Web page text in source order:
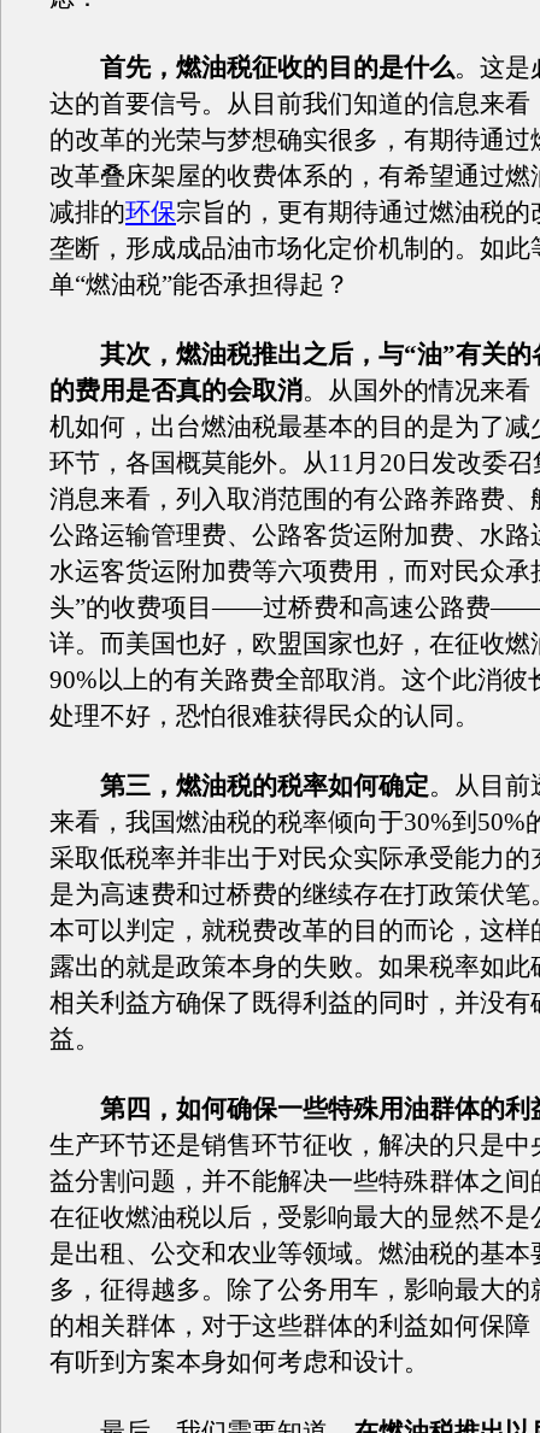
首先，燃油税征收的目的是什么。这是
达的首要信号。从目前我们知道的信息来看
的改革的光荣与梦想确实很多，有期待通过
改革叠床架屋的收费体系的，有希望通过燃
减排的环保宗旨的，更有期待通过燃油税的
垄断，形成成品油市场化定价机制的。如此
单“燃油税”能否承担得起？
其次，燃油税推出之后，与“油”有关
的费用是否真的会取消。从国外的情况来看
机如何，出台燃油税最基本的目的是为了减
环节，各国概莫能外。从11月20日发改委
消息来看，列入取消范围的有公路养路费、
公路运输管理费、公路客货运附加费、水路
水运客货运附加费等六项费用，而对民众承
头”的收费项目——过桥费和高速公路费
详。而美国也好，欧盟国家也好，在征收燃
90%以上的有关路费全部取消。这个此消彼
处理不好，恐怕很难获得民众的认同。
第三，燃油税的税率如何确定。从目前
来看，我国燃油税的税率倾向于30%到50%
采取低税率并非出于对民众实际承受能力的
是为高速费和过桥费的继续存在打政策伏笔
本可以判定，就税费改革的目的而论，这样
露出的就是政策本身的失败。如果税率如此
相关利益方确保了既得利益的同时，并没有
益。
第四，如何确保一些特殊用油群体的利
生产环节还是销售环节征收，解决的只是中
益分割问题，并不能解决一些特殊群体之间
在征收燃油税以后，受影响最大的显然不是
是出租、公交和农业等领域。燃油税的基本
多，征得越多。除了公务用车，影响最大的
的相关群体，对于这些群体的利益如何保障
有听到方案本身如何考虑和设计。